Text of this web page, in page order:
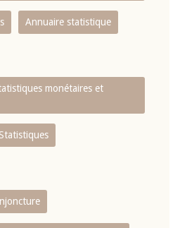
Annuaire statistique
monétaires et